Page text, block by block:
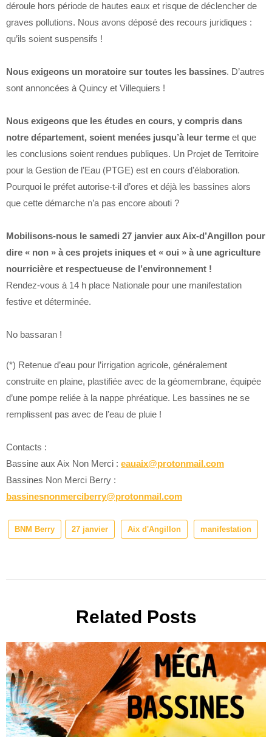
déroule hors période de hautes eaux et risque de déclencher de
graves pollutions. Nous avons déposé des recours juridiques :
qu’ils soient suspensifs !
Nous exigeons un moratoire sur toutes les bassines. D’autres
sont annoncées à Quincy et Villequiers !
Nous exigeons que les études en cours, y compris dans
notre département, soient menées jusqu’à leur terme et que
les conclusions soient rendues publiques. Un Projet de Territoire
pour la Gestion de l’Eau (PTGE) est en cours d’élaboration.
Pourquoi le préfet autorise-t-il d’ores et déjà les bassines alors
que cette démarche n’a pas encore abouti ?
Mobilisons-nous le samedi 27 janvier aux Aix-d’Angillon pour
dire « non » à ces projets iniques et « oui » à une agriculture
nourricière et respectueuse de l’environnement !
Rendez-vous à 14 h place Nationale pour une manifestation
festive et déterminée.
No bassaran !
(*) Retenue d’eau pour l’irrigation agricole, généralement
construite en plaine, plastifiée avec de la géomembrane, équipée
d’une pompe reliée à la nappe phréatique. Les bassines ne se
remplissent pas avec de l’eau de pluie !
Contacts :
Bassine aux Aix Non Merci : eauaix@protonmail.com
Bassines Non Merci Berry :
bassinesnonmerciberry@protonmail.com
BNM Berry 27 janvier Aix d'Angillon manifestation
Related Posts